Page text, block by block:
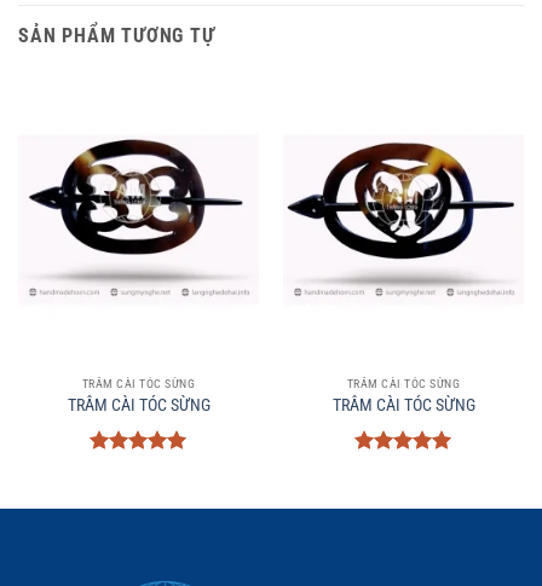
SẢN PHẨM TƯƠNG TỰ
TRÂM CÀI TÓC SỪNG
TRÂM CÀI TÓC SỪNG
sao
TRÂM CÀI TÓC SỪNG
TRÂM CÀI TÓC SỪNG
sao